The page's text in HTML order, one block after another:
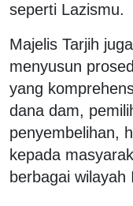
seperti Lazismu.
Majelis Tarjih
menyusun
yang
dana dam,
penyembelihan,
kepada
berbagai wilayah